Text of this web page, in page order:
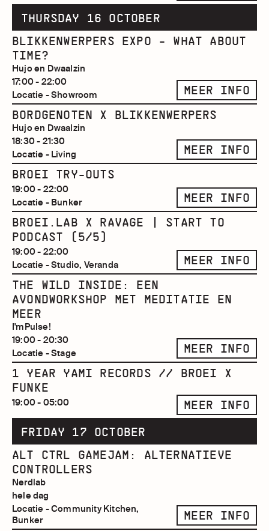
THURSDAY 16 OCTOBER
BLIKKENWERPERS EXPO - WHAT ABOUT
TIME?
Hujo en Dwaalzin
17:00 - 22:00
Locatie - Showroom
MEER INFO
BORDGENOTEN X BLIKKENWERPERS
Hujo en Dwaalzin
18:30 - 21:30
Locatie - Living
MEER INFO
BROEI TRY-OUTS
19:00 - 22:00
Locatie - Bunker
MEER INFO
BROEI.LAB X RAVAGE | START TO
PODCAST (5/5)
19:00 - 22:00
Locatie - Studio, Veranda
MEER INFO
THE WILD INSIDE: EEN
AVONDWORKSHOP MET MEDITATIE EN
MEER
I'mPulse!
19:00 - 20:30
Locatie - Stage
MEER INFO
1 YEAR YAMI RECORDS // BROEI X
FUNKE
19:00 - 05:00
MEER INFO
FRIDAY 17 OCTOBER
ALT CTRL GAMEJAM: ALTERNATIEVE
CONTROLLERS
Nerdlab
hele dag
Locatie - Community Kitchen,
Bunker
MEER INFO